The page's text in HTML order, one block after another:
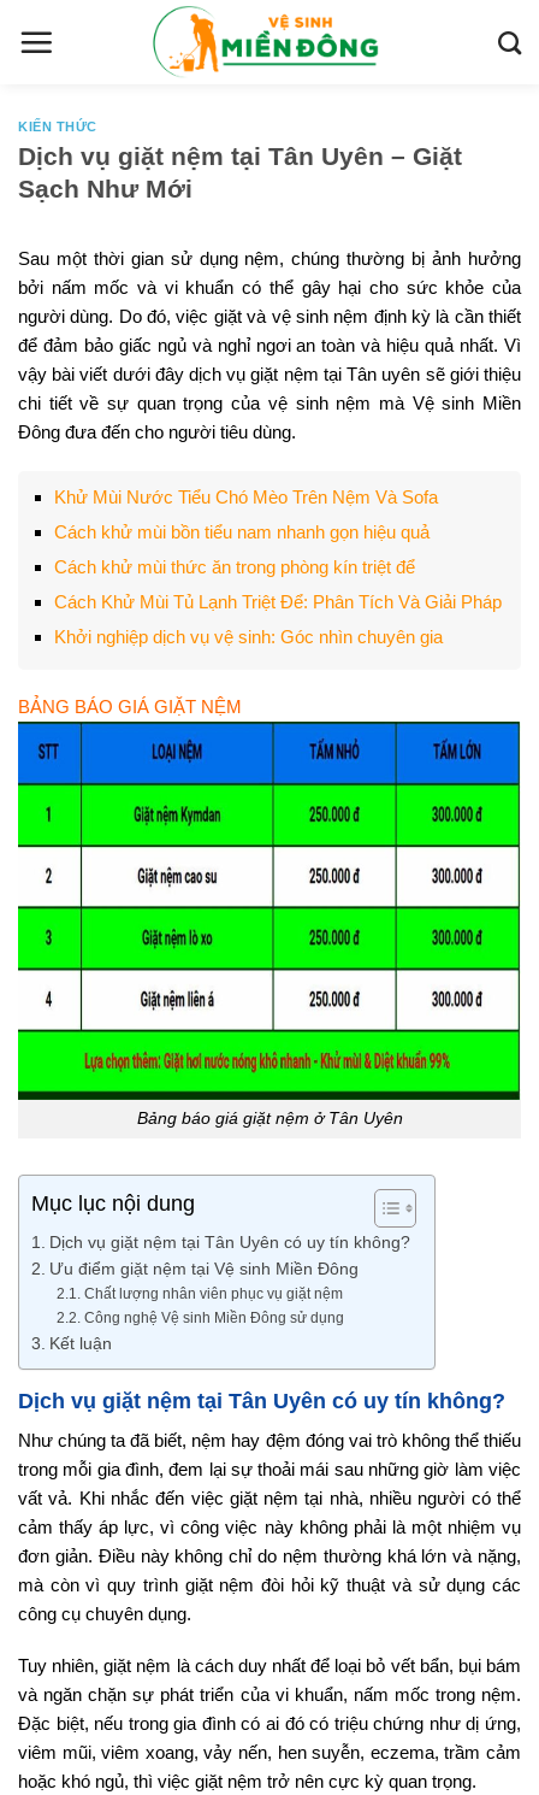
KIẾN THỨC
Dịch vụ giặt nệm tại Tân Uyên – Giặt
Sạch Như Mới
Sau một thời gian sử dụng nệm, chúng thường bị ảnh hưởng
bởi nấm mốc và vi khuẩn có thể gây hại cho sức khỏe của
người dùng. Do đó, việc giặt và vệ sinh nệm định kỳ là cần thiết
để đảm bảo giấc ngủ và nghỉ ngơi an toàn và hiệu quả nhất. Vì
vậy bài viết dưới đây dịch vụ giặt nệm tại Tân uyên sẽ giới thiệu
chi tiết về sự quan trọng của vệ sinh nệm mà Vệ sinh Miền
Đông đưa đến cho người tiêu dùng.
Khử Mùi Nước Tiểu Chó Mèo Trên Nệm Và Sofa
Cách khử mùi bồn tiểu nam nhanh gọn hiệu quả
Cách khử mùi thức ăn trong phòng kín triệt để
Cách Khử Mùi Tủ Lạnh Triệt Để: Phân Tích Và Giải Pháp
Khởi nghiệp dịch vụ vệ sinh: Góc nhìn chuyên gia
BẢNG BÁO GIÁ GIẶT NỆM
Bảng báo giá giặt nệm ở Tân Uyên
Mục lục nội dung
Dịch vụ giặt nệm tại Tân Uyên có uy tín không?
Ưu điểm giặt nệm tại Vệ sinh Miền Đông
Chất lượng nhân viên phục vụ giặt nệm
Công nghệ Vệ sinh Miền Đông sử dụng
Kết luận
Dịch vụ giặt nệm tại Tân Uyên có uy tín không?
Như chúng ta đã biết, nệm hay đệm đóng vai trò không thể thiếu
trong mỗi gia đình, đem lại sự thoải mái sau những giờ làm việc
vất vả. Khi nhắc đến việc giặt nệm tại nhà, nhiều người có thể
cảm thấy áp lực, vì công việc này không phải là một nhiệm vụ
đơn giản. Điều này không chỉ do nệm thường khá lớn và nặng,
mà còn vì quy trình giặt nệm đòi hỏi kỹ thuật và sử dụng các
công cụ chuyên dụng.
Tuy nhiên, giặt nệm là cách duy nhất để loại bỏ vết bẩn, bụi bám
và ngăn chặn sự phát triển của vi khuẩn, nấm mốc trong nệm.
Đặc biệt, nếu trong gia đình có ai đó có triệu chứng như dị ứng,
viêm mũi, viêm xoang, vảy nến, hen suyễn, eczema, trầm cảm
hoặc khó ngủ, thì việc giặt nệm trở nên cực kỳ quan trọng.